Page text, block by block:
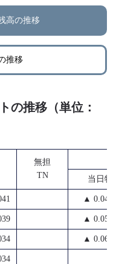
高の推移
推移
の推移（単位：
無担
TN
当日物
▲ 0.049
▲ 0.054
▲ 0.060